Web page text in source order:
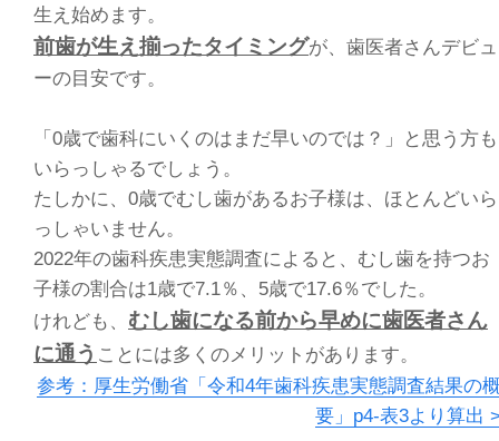
生え始めます。
前歯が生え揃ったタイミングが、歯医者さんデビュ
ーの目安です。
「0歳で歯科にいくのはまだ早いのでは？」と思う方も
いらっしゃるでしょう。
たしかに、0歳でむし歯があるお子様は、ほとんどいら
っしゃいません。
2022年の歯科疾患実態調査によると、むし歯を持つお
子様の割合は1歳で7.1％、5歳で17.6％でした。
けれども、 むし歯になる前から早めに歯医者さん
に通う ことには多くのメリットがあります。
参考：厚生労働省「令和4年歯科疾患実態調査結果の
要」p4-表3より算出